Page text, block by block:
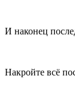
И наконец
Накройте всё